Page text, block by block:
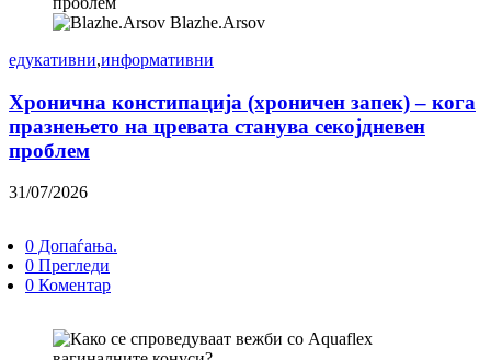
Blazhe.Arsov
едукативни,информативни
Хронична констипација (хроничен запек) – кога
празнењето на цревата станува секојдневен
проблем
31/07/2026
0 Допаѓања.
0 Прегледи
0 Коментар